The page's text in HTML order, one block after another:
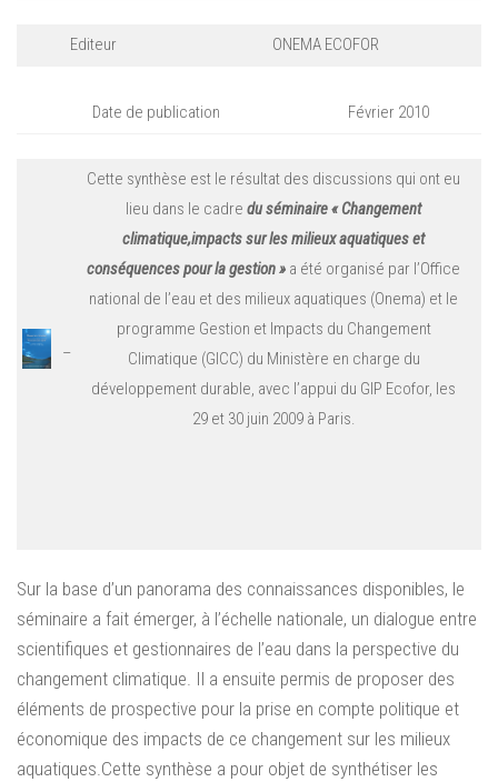
Editeur ONEMA ECOFOR
Date de publication Février 2010
–
Cette synthèse est le résultat des discussions qui ont eu
lieu dans le cadre du séminaire « Changement
climatique,impacts sur les milieux aquatiques et
conséquences pour la gestion » a été organisé par l’Office
national de l’eau et des milieux aquatiques (Onema) et le
programme Gestion et Impacts du Changement
Climatique (GICC) du Ministère en charge du
développement durable, avec l’appui du GIP Ecofor, les
29 et 30 juin 2009 à Paris.
Sur la base d’un panorama des connaissances disponibles, le
séminaire a fait émerger, à l’échelle nationale, un dialogue entre
scientifiques et gestionnaires de l’eau dans la perspective du
changement climatique. Il a ensuite permis de proposer des
éléments de prospective pour la prise en compte politique et
économique des impacts de ce changement sur les milieux
aquatiques.Cette synthèse a pour objet de synthétiser les